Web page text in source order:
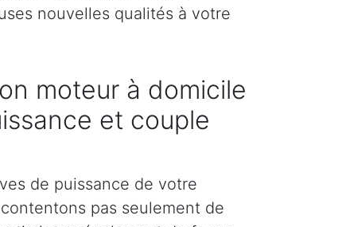
nouvelles qualités à votre
moteur à domicile
et couple
de puissance de votre
pas seulement de